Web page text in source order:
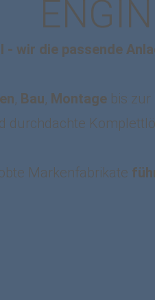
- wir die passende
, Bau, Montage bis zur
durchdachte
Markenfabrikate